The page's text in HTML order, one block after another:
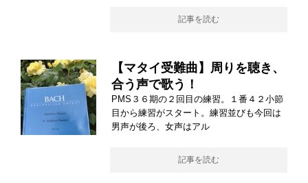
記事を読む
【マタイ受難曲】周りを聴き、
合う声で歌う！
PMS３６期の２回目の練習。１番４２小節
目から練習がスタート。練習並びも今回は
男声が後ろ、女声はアル
記事を読む